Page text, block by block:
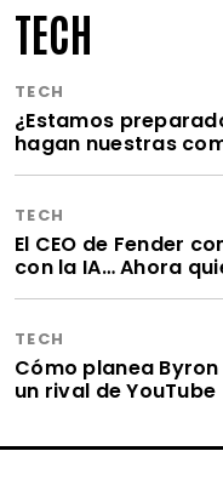
TECH
TECH
¿Estamos
hagan nuestras
TECH
El CEO de Fender
con la IA… Ahora
TECH
Cómo planea
un rival de YouTube